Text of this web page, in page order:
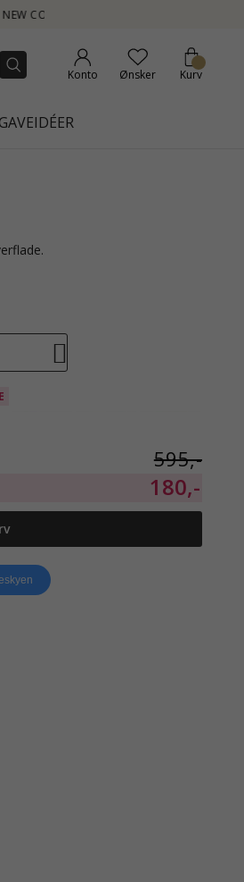
Konto Ønsker Kurv
GAVEIDÉER
595,-
180,-